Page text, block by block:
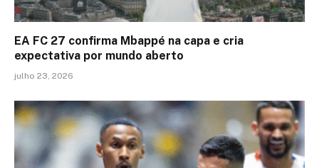
EA FC 27 confirma Mbappé na capa e cria
expectativa por mundo aberto
julho 23, 2026